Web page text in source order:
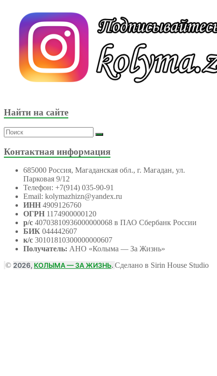
Найти на сайте
Контактная информация
685000 Россия, Магаданская обл., г. Магадан, ул.
Парковая 9/12
Телефон: +7(914) 035-90-91
Email: kolymazhizn@yandex.ru
ИНН 4909126760
ОГРН 1174900000120
р/с 40703810936000000068 в ПАО Сбербанк России
БИК 044442607
к/с 30101810300000000607
Получатель: АНО «Колыма — За Жизнь»
© 2026, КОЛЫМА — ЗА ЖИЗНЬ. Сделано в Sirin House Studio